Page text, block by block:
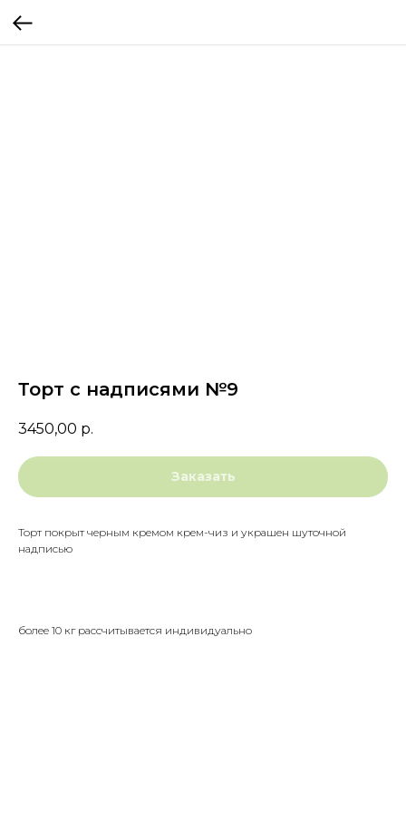
Торт с надписями №9
3450,00 р.
Заказать
Торт покрыт черным кремом крем-чиз и украшен шуточной
надписью
более 10 кг рассчитывается индивидуально